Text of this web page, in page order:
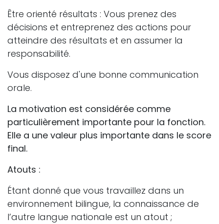
Être orienté résultats : Vous prenez des
décisions et entreprenez des actions pour
atteindre des résultats et en assumer la
responsabilité.
Vous disposez d'une bonne communication
orale.
La motivation est considérée comme
particulièrement importante pour la fonction.
Elle a une valeur plus importante dans le score
final.
Atouts :
Étant donné que vous travaillez dans un
environnement bilingue, la connaissance de
l’autre langue nationale est un atout ;